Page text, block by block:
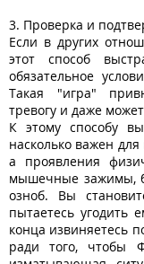
3. Проверка и
Если в других
этот способ
обязательное
Такая "игра"
тревогу и даже
К этому способу
насколько важен
а проявления
мышечные зажимы,
озноб. Вы
пытаетесь угодить
конца извиняетесь
ради того,